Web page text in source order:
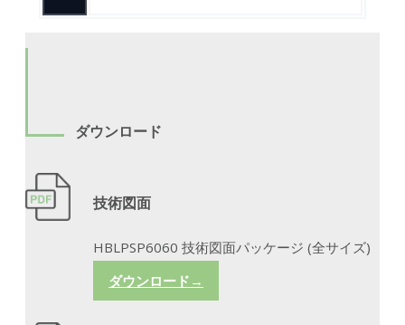
ダウンロード
技術図面
HBLPSP6060 技術図面パッケージ (全サイズ)
ダウンロード→